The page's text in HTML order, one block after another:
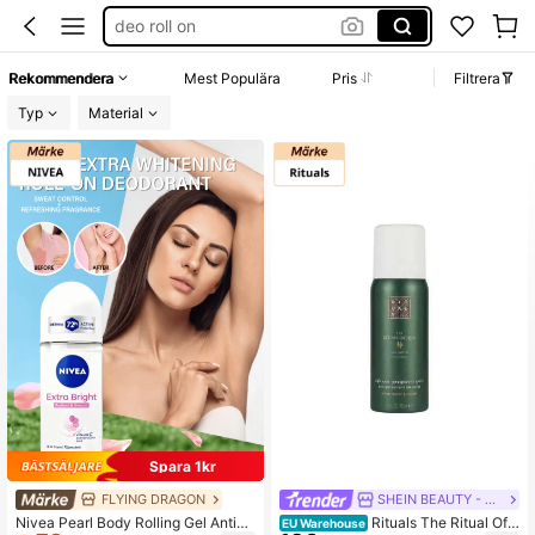
deo roll on
deodorant dam
Rekommendera Mest Populära Pris
Filtrera
Typ
Material
Spara 1kr
FLYING DRAGON
Nivea Pearl Body Rolling Gel Antipe
SHEIN BEAUTY - BRANDS
EU Warehouse Rituals The Ritual Of J